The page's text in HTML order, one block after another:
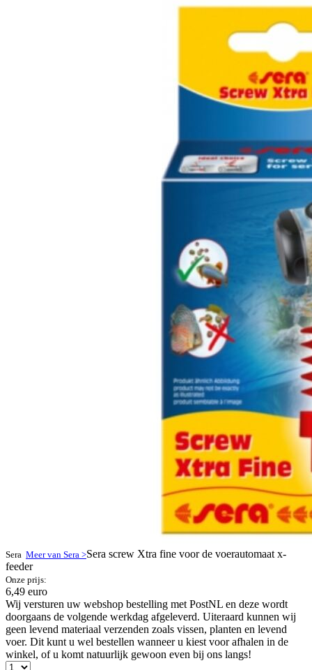
Sera Meer van Sera >Sera screw Xtra fine voor de voerautomaat x-
feeder
Onze prijs:
6,49 euro
Wij versturen uw webshop bestelling met PostNL en deze wordt
doorgaans de volgende werkdag afgeleverd. Uiteraard kunnen wij
geen levend materiaal verzenden zoals vissen, planten en levend
voer. Dit kunt u wel bestellen wanneer u kiest voor afhalen in de
winkel, of u komt natuurlijk gewoon even bij ons langs!